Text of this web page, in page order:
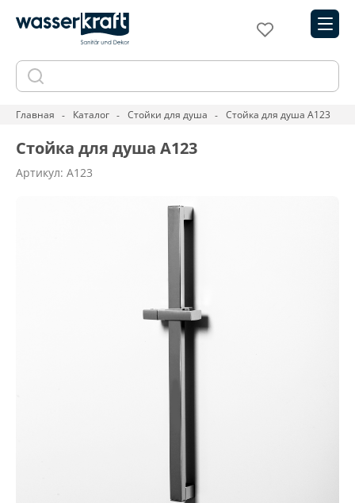
Главная Каталог Стойки для душа Стойка для душа A123
Стойка для душа A123
Артикул: A123